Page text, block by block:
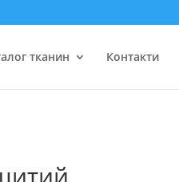
тканин Контакти